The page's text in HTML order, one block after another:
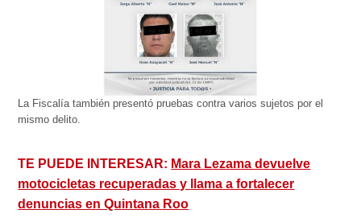
La Fiscalía también presentó pruebas contra varios sujetos por el
mismo delito.
TE PUEDE INTERESAR: Mara Lezama devuelve
motocicletas recuperadas y llama a fortalecer
denuncias en Quintana Roo